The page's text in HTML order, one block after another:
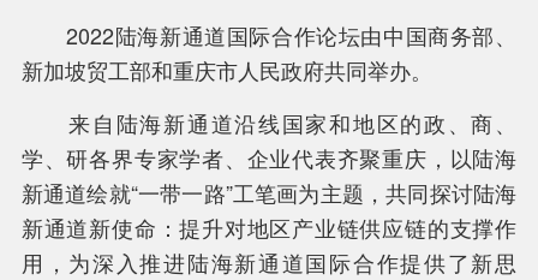
项目
成果
中新互联互通项目是什么？
2022陆海新通道国际合作论坛由中国商务部、
新加坡贸工部和重庆市人民政府共同举办。
来自陆海新通道沿线国家和地区的政、商、
学、研各界专家学者、企业代表齐聚重庆，以陆海
新通道绘就“一带一路”工笔画为主题，共同探讨陆海
新通道新使命：提升对地区产业链供应链的支撑作
用，为深入推进陆海新通道国际合作提供了新思